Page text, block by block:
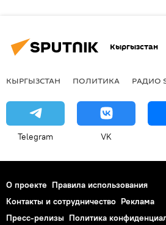
Кыргызстан
КЫРГЫЗСТАН ПОЛИТИКА РАДИО
Telegram VK
О проекте Правила использования
Контакты и сотрудничество Реклама
Пресс-релизы Политика